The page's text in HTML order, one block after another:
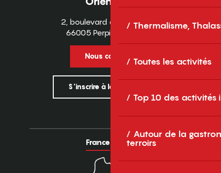
Thermalisme,
Toutes les activités
Top 10 des activités
Autour de la
terroirs
2, boulevard des Pyrénées
66005 Perpignan Cedex
Nous contacter
S'inscrire à la newsletter
France Europe